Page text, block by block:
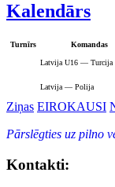
Kalendārs
Turnīrs Komandas
Latvija U16 — Turcija
Latvija — Polija
Ziņas EIROKAUSI
Pārslēgties uz pilno
Kontakti: